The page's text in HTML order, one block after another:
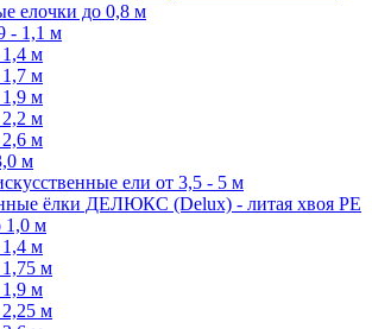
елочки до 0,8 м
- 1,1 м
м
м
м
м
м
м
ели от 3,5 - 5 м
ёлки ДЕЛЮКС (Delux) - литая хвоя РЕ
1,0 м
м
м
м
м